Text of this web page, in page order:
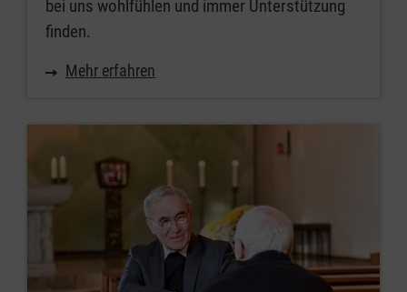
bei uns wohlfühlen und immer Unterstützung
finden.
Mehr erfahren